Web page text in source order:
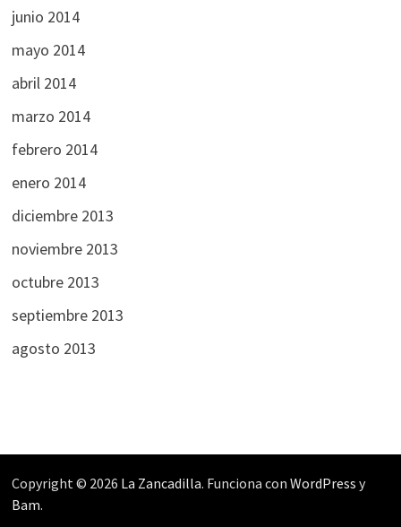
junio 2014
mayo 2014
abril 2014
marzo 2014
febrero 2014
enero 2014
diciembre 2013
noviembre 2013
octubre 2013
septiembre 2013
agosto 2013
Copyright © 2026 La Zancadilla. Funciona con WordPress y
Bam.